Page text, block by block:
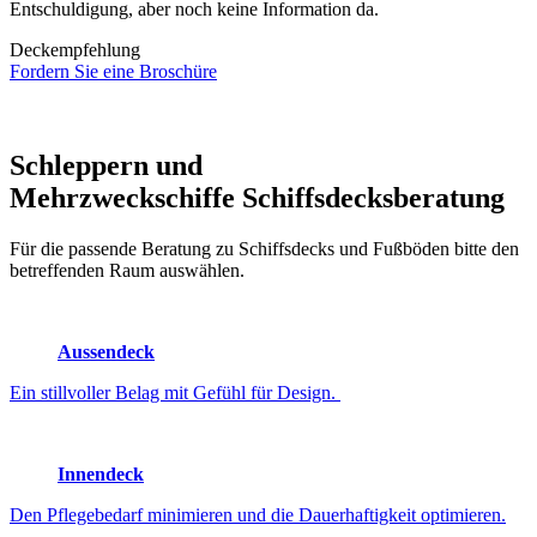
Entschuldigung, aber noch keine Information da.
Deckempfehlung
Fordern Sie eine Broschüre
Schleppern und
Mehrzweckschiffe Schiffsdecksberatung
Für die passende Beratung zu Schiffsdecks und Fußböden bitte den
betreffenden Raum auswählen.
Aussendeck
Ein stillvoller Belag mit Gefühl für Design.
Innendeck
Den Pflegebedarf minimieren und die Dauerhaftigkeit optimieren.